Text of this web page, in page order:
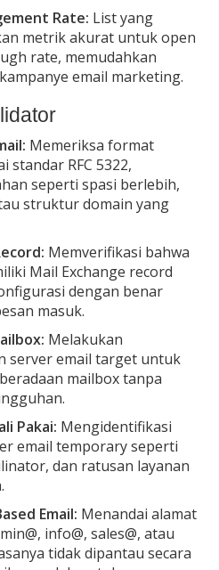
Rate: List yang
metrik akurat untuk open
rate, memudahkan
email marketing.
Memeriksa format
standar RFC 5322,
seperti spasi berlebih,
struktur domain yang
Memverifikasi bahwa
Mail Exchange record
dengan benar
masuk.
Melakukan
server email target untuk
mailbox tanpa
Pakai: Mengidentifikasi
email temporary seperti
dan ratusan layanan
Email: Menandai alamat
info@, sales@, atau
tidak dipantau secara